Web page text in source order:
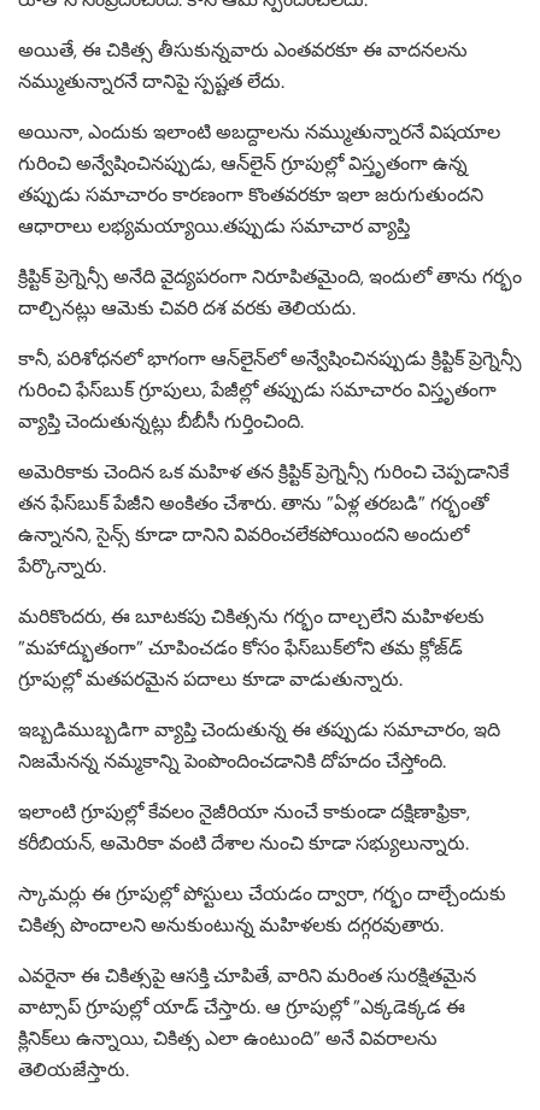
అయితే, ఈ చికిత్స తీసుకున్నవారు ఎంతవరకూ ఈ వాదనలను
నమ్ముతున్నారనే దానిపై స్పష్టత లేదు.
అయినా, ఎందుకు ఇలాంటి అబద్దాలను నమ్ముతున్నారనే విషయాల
గురించి అన్వేషించినప్పుడు, ఆన్‌లైన్ గ్రూపుల్లో విస్తృతంగా ఉన్న
తప్పుడు సమాచారం కారణంగా కొంతవరకూ ఇలా జరుగుతుందని
ఆధారాలు లభ్యమయ్యాయి.తప్పుడు సమాచార వ్యాప్తి
క్రిప్టిక్ ప్రెగ్నెన్సీ అనేది వైద్యపరంగా నిరూపితమైంది, ఇందులో తాను గర్భం
దాల్చినట్లు ఆమెకు చివరి దశ వరకు తెలియదు.
కానీ, పరిశోధనలో భాగంగా ఆన్‌లైన్‌లో అన్వేషించినప్పుడు క్రిప్టిక్ ప్రెగ్నెన్సీ
గురించి ఫేస్‌బుక్ గ్రూపులు, పేజీల్లో తప్పుడు సమాచారం విస్తృతంగా
వ్యాప్తి చెందుతున్నట్లు బీబీసీ గుర్తించింది.
అమెరికాకు చెందిన ఒక మహిళ తన క్రిప్టిక్ ప్రెగ్నెన్సీ గురించి చెప్పడానికే
తన ఫేస్‌బుక్ పేజీని అంకితం చేశారు. తాను ”ఏళ్ల తరబడి” గర్భంతో
ఉన్నానని, సైన్స్ కూడా దానిని వివరించలేకపోయిందని అందులో
పేర్కొన్నారు.
మరికొందరు, ఈ బూటకపు చికిత్సను గర్భం దాల్చలేని మహిళలకు
”మహాద్భుతంగా” చూపించడం కోసం ఫేస్‌బుక్‌లోని తమ క్లోజ్‌డ్
గ్రూపుల్లో మతపరమైన పదాలు కూడా వాడుతున్నారు.
ఇబ్బడిముబ్బడిగా వ్యాప్తి చెందుతున్న ఈ తప్పుడు సమాచారం, ఇది
నిజమేనన్న నమ్మకాన్ని పెంపొందించడానికి దోహదం చేస్తోంది.
ఇలాంటి గ్రూపుల్లో కేవలం నైజీరియా నుంచే కాకుండా దక్షిణాఫ్రికా,
కరీబియన్, అమెరికా వంటి దేశాల నుంచి కూడా సభ్యులున్నారు.
స్కామర్లు ఈ గ్రూపుల్లో పోస్టులు చేయడం ద్వారా, గర్భం దాల్చేందుకు
చికిత్స పొందాలని అనుకుంటున్న మహిళలకు దగ్గరవుతారు.
ఎవరైనా ఈ చికిత్సపై ఆసక్తి చూపితే, వారిని మరింత సురక్షితమైన
వాట్సాప్ గ్రూపుల్లో యాడ్ చేస్తారు. ఆ గ్రూపుల్లో ”ఎక్కడెక్కడ ఈ
క్లినిక్‌లు ఉన్నాయి, చికిత్స ఎలా ఉంటుంది” అనే వివరాలను
తెలియజేస్తారు.